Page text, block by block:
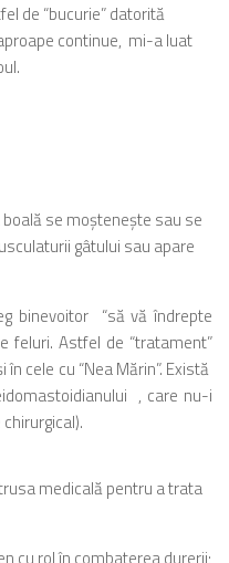
de “bucurie” datorită
continue, mi-a luat
se moşteneşte sau se
gâtului sau apare
binevoitor “să vă îndrepte
feluri. Astfel de “tratament”
cele cu “Nea Mărin”. Există
, care nu-i
medicală pentru a trata